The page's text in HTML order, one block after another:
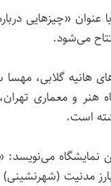
هانیه گلابی، مهسا
هنر و معماری
است.
می‌نویسد:
بارز مدنیت